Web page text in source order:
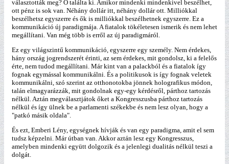
választották meg? Ő találta ki. Amikor mindenki mindenkivel beszélhet,
ott pénz is sok van. Néhány dollár itt, néhány dollár ott. Milliókkal
beszélhetsz egyszerre és ők is milliókkal beszélhetnek egyszerre. Ez a
kommunikáció új paradigmája. A fiatalok tökéletesen ismerik és nem lehet
megállítani. Van még több is erről az új paradigmáról.
Ez egy világszintű kommunikáció, egyszerre egy személy. Nem érdekes,
hány ország jogrendszerét érinti, az sem érdekes, mit gondolsz, ki a felelős
érte, nem tudod megállítani. Már kint van a palackból és a fiatalok így
fognak egymással kommunikálni. És a politikusok is így fognak veletek
kommunikálni, szó szerint az otthonotokba jönnek holografikus módon,
talán elmagyarázzák, mit gondolnak egy-egy kérdésről, párthoz tartozás
nélkül. Aztán megválasztjátok őket a Kongresszusba párthoz tartozás
nélkül és így ülnek be a parlamenti székekbe és nem lesz olyan, hogy a
"patkó másik oldala".
És ezt, Emberi Lény, egységnek hívják és van egy paradigma, amit el sem
tudsz képzelni. Már útban van. Akkor aztán lesz egy Kongresszus,
amelyben mindenki együtt dolgozik és a jelenlegi dualitás nélkül teszi a
dolgát.